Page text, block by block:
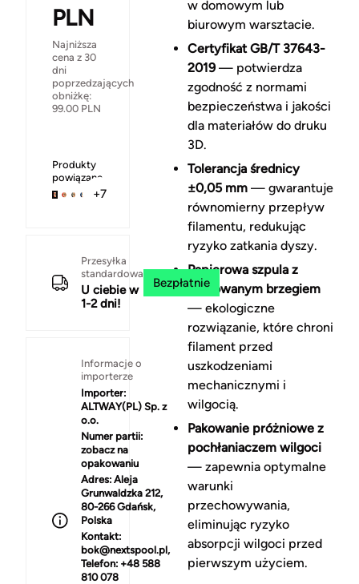
PLN
Najniższa
cena z 30
dni
poprzedzających
obniżkę:
99.00 PLN
Produkty
powiązane
+7
Przesyłka
standardowa
U ciebie w
1-2 dni!
Bezpłatnie
Informacje o
importerze
Importer:
ALTWAY(PL) Sp. z
o.o.
Numer partii:
zobacz na
opakowaniu
Adres: Aleja
Grunwaldzka 212,
80-266 Gdańsk,
Polska
Kontakt:
bok@nextspool.pl,
Telefon: +48 588
810 078
w domowym lub
biurowym warsztacie.
Certyfikat GB/T 37643-
2019— potwierdza
zgodność z normami
bezpieczeństwa i jakości
dla materiałów do druku
3D.
Tolerancja średnicy
±0,05 mm— gwarantuje
równomierny przepływ
filamentu, redukując
ryzyko zatkania dyszy.
Papierowa szpula z
gumowanym brzegiem
— ekologiczne
rozwiązanie, które chroni
filament przed
uszkodzeniami
mechanicznymi i
wilgocią.
Pakowanie próżniowe z
pochłaniaczem wilgoci
— zapewnia optymalne
warunki
przechowywania,
eliminując ryzyko
absorpcji wilgoci przed
pierwszym użyciem.